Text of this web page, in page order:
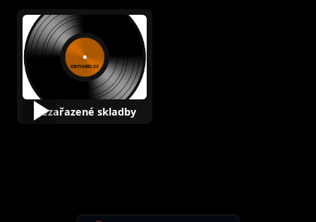
Nezařazené skladby